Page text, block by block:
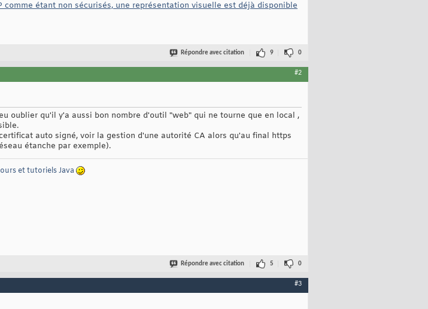
étant non sécurisés, une représentation visuelle est déjà disponible
Répondre avec citation 9 0
#2
oublier qu'il y'a aussi bon nombre d'outil "web" qui ne tourne que en local ,
auto signé, voir la gestion d'une autorité CA alors qu'au final https
étanche par exemple).
et tutoriels Java
Répondre avec citation 5 0
#3